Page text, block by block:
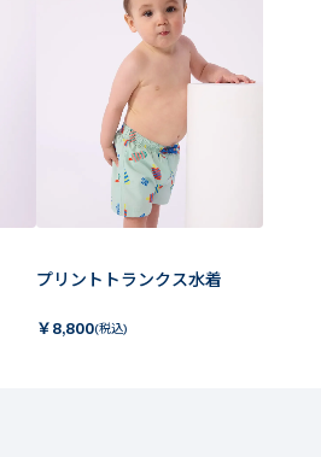
プリントトランクス水着
￥ 8,800(税込)